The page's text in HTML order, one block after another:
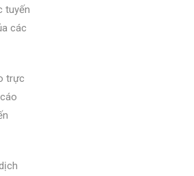
tuyến
các
trực